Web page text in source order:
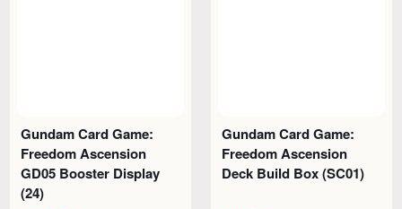
Gundam Card Game:
Freedom Ascension
GD05 Booster Display
(24)
Gundam Card Game:
Freedom Ascension
Deck Build Box (SC01)